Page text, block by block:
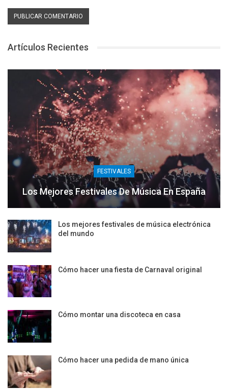
Artículos Recientes
FESTIVALES
Los Mejores Festivales De Música En España
Los mejores festivales de música electrónica
del mundo
Cómo hacer una fiesta de Carnaval original
Cómo montar una discoteca en casa
Cómo hacer una pedida de mano única